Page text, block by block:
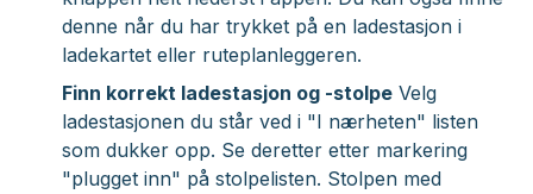
denne når du har trykket på en ladestasjon i
ladekartet eller ruteplanleggeren.
Finn korrekt ladestasjon og -stolpe Velg
ladestasjonen du står ved i "I nærheten" listen
som dukker opp. Se deretter etter markering
"plugget inn" på stolpelisten. Stolpen med